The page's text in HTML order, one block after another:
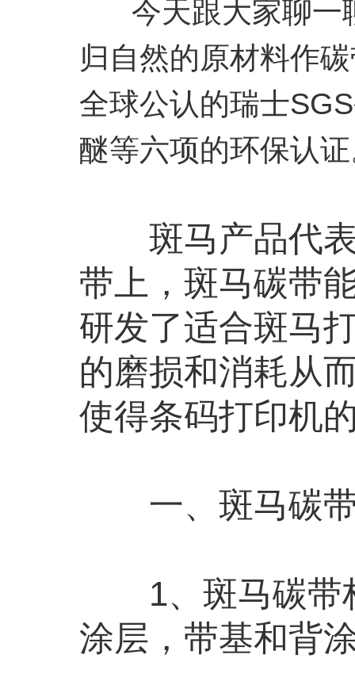
今天跟大家聊一
归自然的原材料作
全球公认的瑞士
醚等六项的环保认
斑马产品代表
带上，斑马碳带
研发了适合斑马
的磨损和消耗从
使得条码打印机
一、斑马碳带
1、斑马碳带构
涂层，带基和背